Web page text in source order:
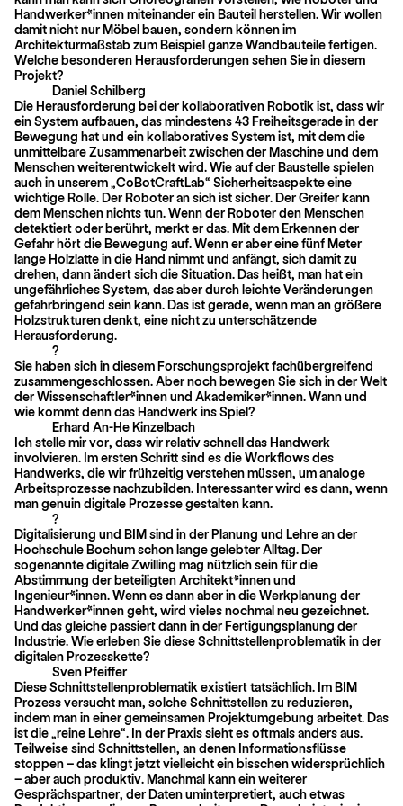
Handwerker*innen miteinander ein Bauteil herstellen. Wir wollen
damit nicht nur Möbel bauen, sondern können im
Architekturmaßstab zum Beispiel ganze Wandbauteile fertigen.
Welche besonderen Herausforderungen sehen Sie in diesem
Projekt?
Daniel Schilberg
Die Herausforderung bei der kollaborativen Robotik ist, dass wir
ein System aufbauen, das mindestens 43 Freiheitsgerade in der
Bewegung hat und ein kollaboratives System ist, mit dem die
unmittelbare Zusammenarbeit zwischen der Maschine und dem
Menschen weiterentwickelt wird. Wie auf der Baustelle spielen
auch in unserem „CoBotCraftLab“ Sicherheitsaspekte eine
wichtige Rolle. Der Roboter an sich ist sicher. Der Greifer kann
dem Menschen nichts tun. Wenn der Roboter den Menschen
detektiert oder berührt, merkt er das. Mit dem Erkennen der
Gefahr hört die Bewegung auf. Wenn er aber eine fünf Meter
lange Holzlatte in die Hand nimmt und anfängt, sich damit zu
drehen, dann ändert sich die Situation. Das heißt, man hat ein
ungefährliches System, das aber durch leichte Veränderungen
gefahrbringend sein kann. Das ist gerade, wenn man an größere
Holzstrukturen denkt, eine nicht zu unterschätzende
Herausforderung.
?
Sie haben sich in diesem Forschungsprojekt fachübergreifend
zusammengeschlossen. Aber noch bewegen Sie sich in der Welt
der Wissenschaftler*innen und Akademiker*innen. Wann und
wie kommt denn das Handwerk ins Spiel?
Erhard An-He Kinzelbach
Ich stelle mir vor, dass wir relativ schnell das Handwerk
involvieren. Im ersten Schritt sind es die Workflows des
Handwerks, die wir frühzeitig verstehen müssen, um analoge
Arbeitsprozesse nachzubilden. Interessanter wird es dann, wenn
man genuin digitale Prozesse gestalten kann.
?
Digitalisierung und BIM sind in der Planung und Lehre an der
Hochschule Bochum schon lange gelebter Alltag. Der
sogenannte digitale Zwilling mag nützlich sein für die
Abstimmung der beteiligten Architekt*innen und
Ingenieur*innen. Wenn es dann aber in die Werkplanung der
Handwerker*innen geht, wird vieles nochmal neu gezeichnet.
Und das gleiche passiert dann in der Fertigungsplanung der
Industrie. Wie erleben Sie diese Schnittstellenproblematik in der
digitalen Prozesskette?
Sven Pfeiffer
Diese Schnittstellenproblematik existiert tatsächlich. Im BIM
Prozess versucht man, solche Schnittstellen zu reduzieren,
indem man in einer gemeinsamen Projektumgebung arbeitet. Das
ist die „reine Lehre“. In der Praxis sieht es oftmals anders aus.
Teilweise sind Schnittstellen, an denen Informationsflüsse
stoppen – das klingt jetzt vielleicht ein bisschen widersprüchlich
– aber auch produktiv. Manchmal kann ein weiterer
Gesprächspartner, der Daten uminterpretiert, auch etwas